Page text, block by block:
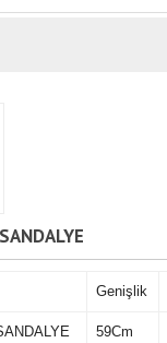
Genişlik
59Cm